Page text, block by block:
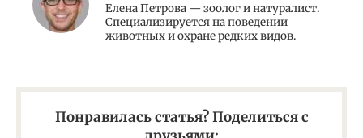
Елена Петрова — зоолог и натуралист.
Специализируется на поведении
животных и охране редких видов.
Понравилась статья? Поделиться с